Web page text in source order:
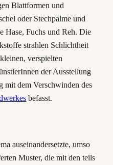
Blattformen und
oder Stechpalme und
Hase, Fuchs und Reh. Die
strahlen Schlichtheit
verspielten
der Ausstellung
mit dem Verschwinden des
befasst.
auseinandersetzte, umso
Muster, die mit den teils